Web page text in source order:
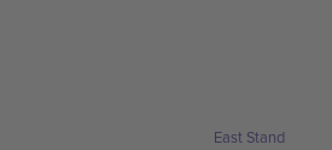
East Stand